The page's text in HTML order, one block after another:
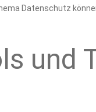
Datenschutz
und